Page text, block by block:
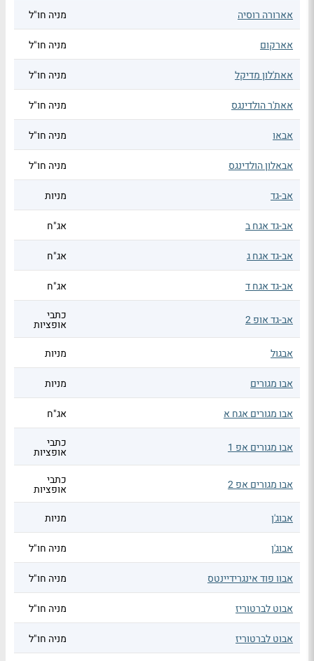
אארורה רוסיה מניה חו"ל
אארקום מניה חו"ל
אאת'לון מדיקל מניה חו"ל
אאת'ר הולדינגס מניה חו"ל
אבאו מניה חו"ל
אבאלון הולדינגס מניה חו"ל
אב-גד מניות
אב-גד אגח ב אג"ח
אב-גד אגח ג אג"ח
אב-גד אגח ד אג"ח
אב-גד אופ 2 כתבי
אופציות
אבגול
מניות
אבו מגורים מניות
אבו מגורים אגח א אג"ח
אבו מגורים אפ 1 כתבי
אופציות
אבו מגורים אפ 2 כתבי
אופציות
אבוג'ן
מניות
אבוג'ן מניה חו"ל
אבוו פוד אינגרידיינטס מניה חו"ל
אבוט לברטוריז מניה חו"ל
אבוט לברטוריז מניה חו"ל